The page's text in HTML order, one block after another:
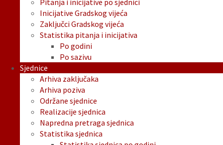
Pitanja i inicijative po sjednici
Inicijative Gradskog vijeća
Zaključci Gradskog vijeća
Statistika pitanja i inicijativa
Po godini
Po sazivu
Sjednice
Arhiva zaključaka
Arhiva poziva
Održane sjednice
Realizacije sjednica
Napredna pretraga sjednica
Statistika sjednica